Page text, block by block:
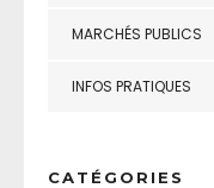
MARCHÉS PUBLICS
INFOS PRATIQUES
CATÉGORIES